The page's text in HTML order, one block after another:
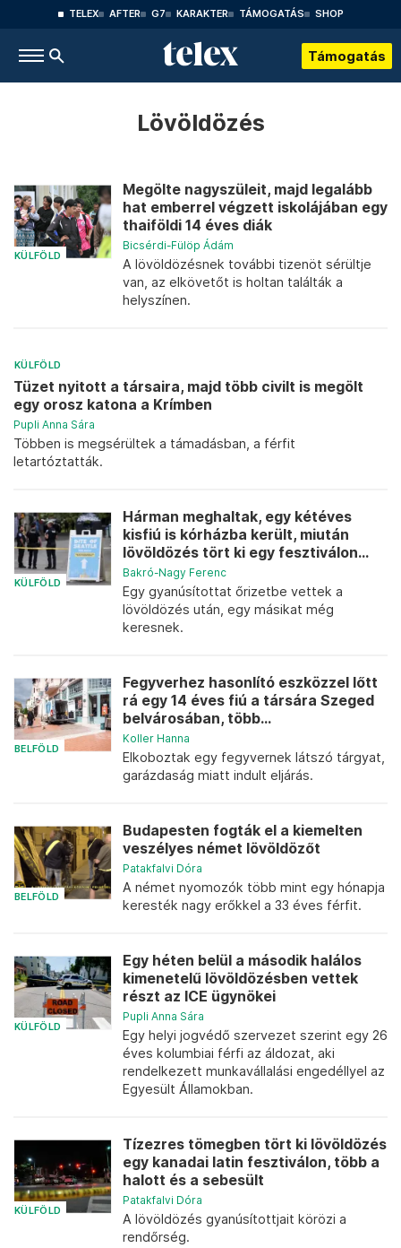
TELEX AFTER G7 KARAKTER TÁMOGATÁS SHOP
Támogatás
Lövöldözés
KÜLFÖLD
Megölte nagyszüleit, majd legalább
hat emberrel végzett iskolájában egy
thaiföldi 14 éves diák
Bicsérdi-Fülöp Ádám
A lövöldözésnek további tizenöt sérültje
van, az elkövetőt is holtan találták a
helyszínen.
KÜLFÖLD
Tüzet nyitott a társaira, majd több civilt is megölt
egy orosz katona a Krímben
Pupli Anna Sára
Többen is megsérültek a támadásban, a férfit
letartóztatták.
KÜLFÖLD
Hárman meghaltak, egy kétéves
kisfiú is kórházba került, miután
lövöldözés tört ki egy fesztiválon...
Bakró-Nagy Ferenc
Egy gyanúsítottat őrizetbe vettek a
lövöldözés után, egy másikat még
keresnek.
BELFÖLD
Fegyverhez hasonlító eszközzel lőtt
rá egy 14 éves fiú a társára Szeged
belvárosában, több...
Koller Hanna
Elkoboztak egy fegyvernek látszó tárgyat,
garázdaság miatt indult eljárás.
BELFÖLD
Budapesten fogták el a kiemelten
veszélyes német lövöldözőt
Patakfalvi Dóra
A német nyomozók több mint egy hónapja
keresték nagy erőkkel a 33 éves férfit.
KÜLFÖLD
Egy héten belül a második halálos
kimenetelű lövöldözésben vettek
részt az ICE ügynökei
Pupli Anna Sára
Egy helyi jogvédő szervezet szerint egy 26
éves kolumbiai férfi az áldozat, aki
rendelkezett munkavállalási engedéllyel az
Egyesült Államokban.
KÜLFÖLD
Tízezres tömegben tört ki lövöldözés
egy kanadai latin fesztiválon, több a
halott és a sebesült
Patakfalvi Dóra
A lövöldözés gyanúsítottjait körözi a
rendőrség.